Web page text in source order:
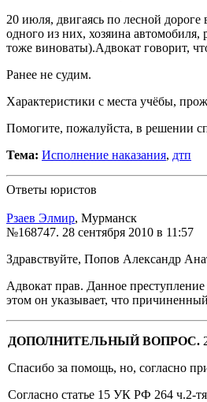
20 июля, двигаясь по лесной
одного из них, хозяина
тоже виноваты).Адвокат говорит,
Ранее не судим.
Характеристики с места учёбы,
Помогите, пожалуйста, в решении
Тема: Исполнение наказания, дтп
Ответы юристов
Рзаев Элмир, Мурманск
№168747. 28 сентября 2010 в 11:57
Здравствуйте, Попов Александр
Адвокат прав. Данное
этом он указывает, что
ДОПОЛНИТЕЛЬНЫЙ ВОПРОС.
Спасибо за помощь, но, согласно
Согласно статье 15 УК РФ 264 ч.2-